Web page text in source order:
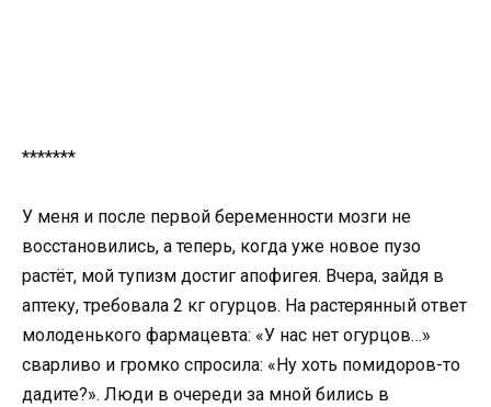
*******
У меня и после первой беременности мозги не
восстановились, а теперь, когда уже новое пузо
растёт, мой тупизм достиг апофигея. Вчера, зайдя в
аптеку, требовала 2 кг огурцов. На растерянный ответ
молоденького фармацевта: «У нас нет огурцов…»
сварливо и громко спросила: «Ну хоть помидоров-то
дадите?». Люди в очереди за мной бились в